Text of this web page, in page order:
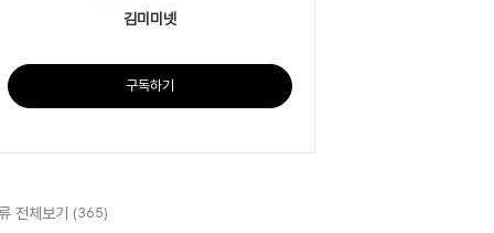
김미미넷
구독하기
전체보기 (365)